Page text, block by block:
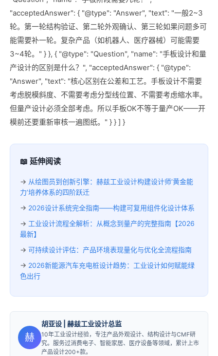
"acceptedAnswer": { "@type": "Answer", "text": "一般2~3
轮。第一轮结构验证、第二轮外观确认、第三轮如果问题多可
能需要补一轮。复杂产品（如机器人、医疗器械）可能需要
3~4轮。" } }, { "@type": "Question", "name": "手板设计和量
产设计的区别是什么？", "acceptedAnswer": { "@type":
"Answer", "text": "核心区别在公差和工艺。手板设计不需要
考虑脱模斜度、不需要考虑分型线位置、不需要考虑缩水率。
但量产设计必须全部考虑。所以手板OK不等于量产OK——开
模前还要重新审核一遍图纸。" } } ] }
📖 延伸阅读
→ 从绘图员到创新引擎：赫兹工业设计构建设计师‘黄金能
力’培养体系的四阶跃迁
→ 2026设计系统完全指南——构建可复用组件化设计体系
→ 工业设计流程全解析：从概念到量产的完整指南【2026
最新】
→ 可持续设计评估：产品环境表现量化与优化全流程指南
→ 2026新能源汽车充电桩设计趋势：工业设计如何赋能绿
色出行
赫
胡亚设 | 赫兹工业设计总监
10年工业设计经验，专注产品外观设计、结构设计与CMF研
究。服务过消费电子、智能家居、医疗设备等领域，累计上市
产品设计200+款。